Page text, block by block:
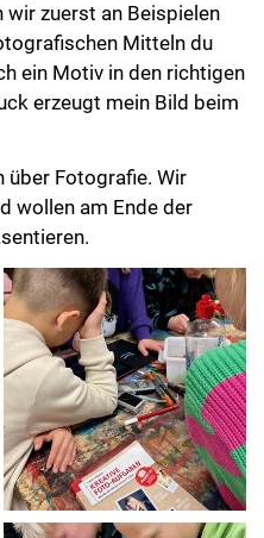
wir zuerst an Beispielen
Mitteln du
ein Motiv in den richtigen
erzeugt mein Bild beim
über Fotografie. Wir
wollen am Ende der